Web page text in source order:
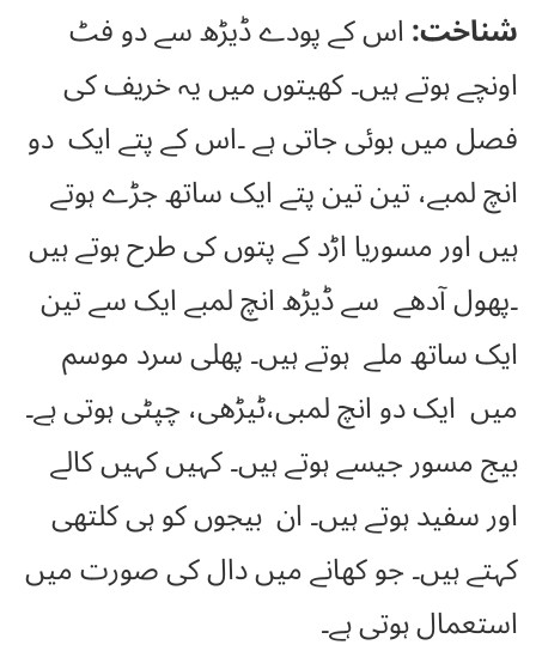
شناخت:اس کے پودے ڈیڑھ سے دو فٹ
اونچے ہوتے ہیں۔ کھیتوں میں یہ خریف کی
فصل میں بوئی جاتی ہے ۔اس کے پتے ایک دو
انچ لمبے، تین تین پتے ایک ساتھ جڑے ہوتے
ہیں اور مسوریا اڑد کے پتوں کی طرح ہوتے ہیں
۔پھول آدھے سے ڈیڑھ انچ لمبے ایک سے تین
ایک ساتھ ملے ہوتے ہیں۔ پھلی سرد موسم
میں ایک دو انچ لمبی،ٹیڑھی، چپٹی ہوتی ہے۔
بیج مسور جیسے ہوتے ہیں۔ کہیں کہیں کالے
اور سفید ہوتے ہیں۔ ان بیجوں کو ہی کلتھی
کہتے ہیں۔ جو کھانے میں دال کی صورت میں
استعمال ہوتی ہے۔